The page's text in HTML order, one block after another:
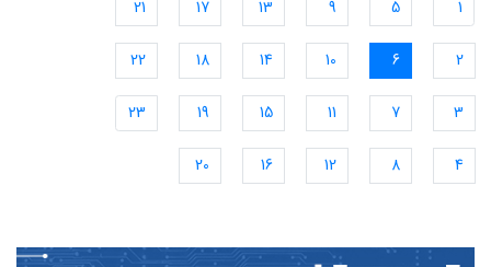
1
2
3
4
5
6
7
8
9
10
11
12
13
14
15
16
17
18
19
20
21
22
23